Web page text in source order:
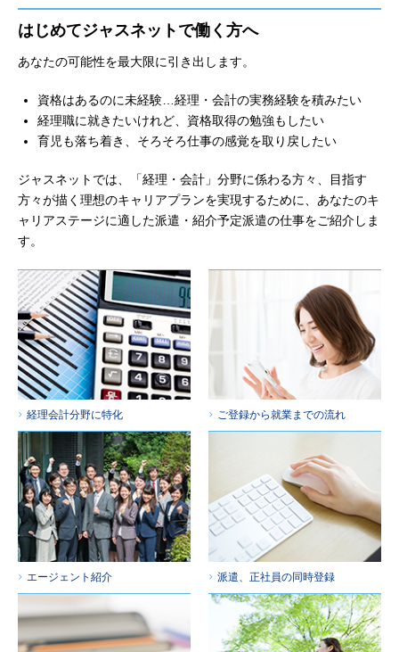
はじめてジャスネットで働く方へ
あなたの可能性を最大限に引き出します。
資格はあるのに未経験…経理・会計の実務経験を積みたい
経理職に就きたいけれど、資格取得の勉強もしたい
育児も落ち着き、そろそろ仕事の感覚を取り戻したい
ジャスネットでは、「経理・会計」分野に係わる方々、目指す
方々が描く理想のキャリアプランを実現するために、あなたのキ
ャリアステージに適した派遣・紹介予定派遣の仕事をご紹介しま
す。
経理会計分野に特化 ご登録から就業までの流れ
エージェント紹介 派遣、正社員の同時登録